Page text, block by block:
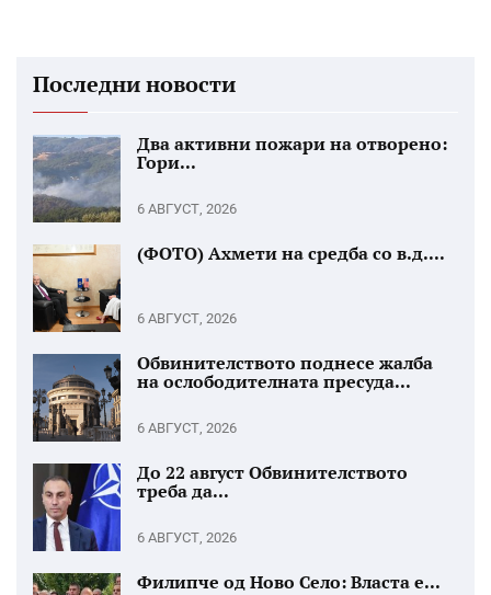
Последни новости
Два активни пожари на отворено:
Гори...
6 АВГУСТ, 2026
(ФОТО) Ахмети на средба со в.д....
6 АВГУСТ, 2026
Обвинителството поднесе жалба
на ослободителната пресуда...
6 АВГУСТ, 2026
До 22 август Обвинителството
треба да...
6 АВГУСТ, 2026
Филипче од Ново Село: Власта е...